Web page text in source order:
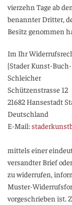
vierzehn Tage ab
benannter Dritter,
Besitz genommen
Im Ihr
[Stader Kunst-
Schleicher
Schützenstrasse 12
21682 Hansestadt
Deutschland
E-Mail:
mittels einer
versandter Brief
zu widerrufen,
Muster-
vorgeschrieben ist.